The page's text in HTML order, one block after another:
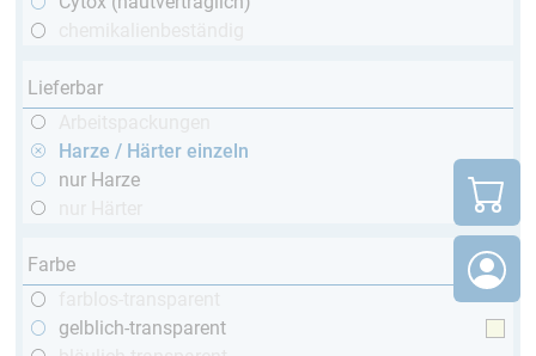
Lieferbar
Harze / Härter einzeln
nur Harze
Farbe
gelblich-transparent